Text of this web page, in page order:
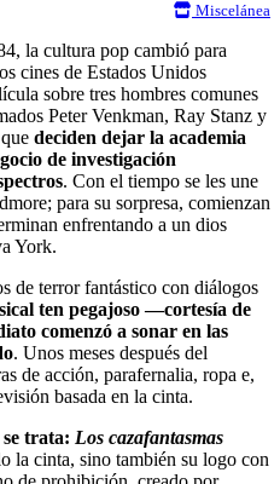
Miscelánea
la cultura pop cambió para
cines de Estados Unidos
sobre tres hombres comunes
Peter Venkman, Ray Stanz y
deciden dejar la academia
de investigación
. Con el tiempo se les une
para su sorpresa, comienzan
enfrentando a un dios
York.
de terror fantástico con diálogos
ten pegajoso —cortesía de
comenzó a sonar en las
. Unos meses después del
de acción, parafernalia, ropa e,
basada en la cinta.
se trata: Los cazafantasmas
la cinta, sino también su logo con